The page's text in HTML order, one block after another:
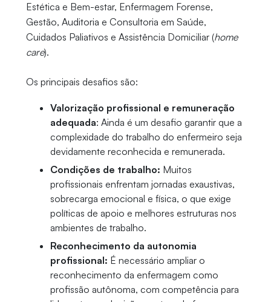
Estética e Bem-estar, Enfermagem Forense,
Gestão, Auditoria e Consultoria em Saúde,
Cuidados Paliativos e Assistência Domiciliar (home
care).
Os principais desafios são:
Valorização profissional e remuneração
adequada: Ainda é um desafio garantir que a
complexidade do trabalho do enfermeiro seja
devidamente reconhecida e remunerada.
Condições de trabalho: Muitos
profissionais enfrentam jornadas exaustivas,
sobrecarga emocional e física, o que exige
políticas de apoio e melhores estruturas nos
ambientes de trabalho.
Reconhecimento da autonomia
profissional: É necessário ampliar o
reconhecimento da enfermagem como
profissão autônoma, com competência para